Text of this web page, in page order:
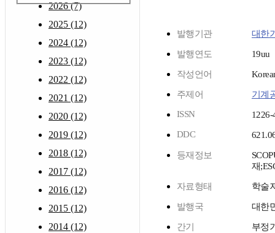
2026 (7)
2025 (12)
2024 (12)
2023 (12)
2022 (12)
2021 (12)
2020 (12)
2019 (12)
2018 (12)
2017 (12)
2016 (12)
2015 (12)
2014 (12)
발행기관 대한
발행연도 19uu
작성언어
주제어
기계
ISSN
1226-
DDC
등재정보
재
자료형태 학술
발행국 대한
간기 부정